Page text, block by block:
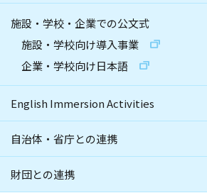
施設・学校・企業での公文式
施設・学校向け導入事業
企業・学校向け日本語
English Immersion Activities
自治体・省庁との連携
財団との連携